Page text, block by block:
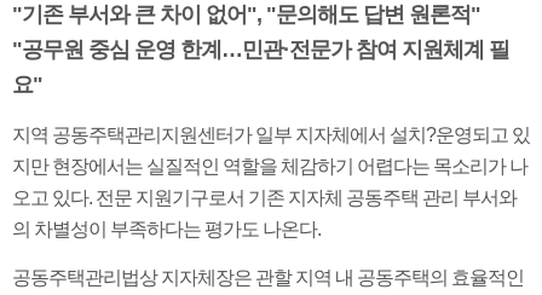
"기존 부서와 큰 차이 없어", "문의해도 답변 원론적"
"공무원 중심 운영 한계…민관·전문가 참여 지원체계 필
요"
지역 공동주택관리지원센터가 일부 지자체에서 설치?운영되고 있
지만 현장에서는 실질적인 역할을 체감하기 어렵다는 목소리가 나
오고 있다. 전문 지원기구로서 기존 지자체 공동주택 관리 부서와
의 차별성이 부족하다는 평가도 나온다.
공동주택관리법상 지자체장은 관할 지역 내 공동주택의 효율적인